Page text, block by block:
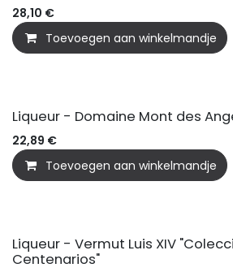
28,10 €
Toevoegen aan winkelmandje
Liqueur - Domaine Mont des
22,89 €
Toevoegen aan winkelmandje
Liqueur - Vermut Luis XIV
Centenarios"